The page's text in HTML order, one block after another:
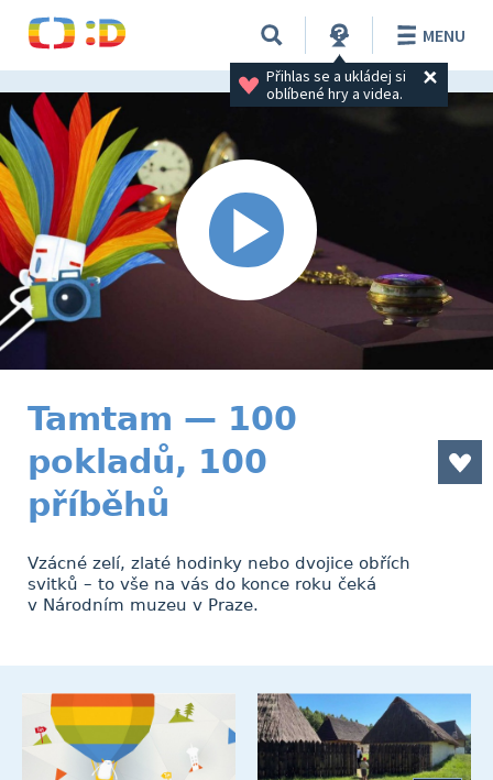
Přihlas se a ukládej si
oblíbené hry a videa.
MENU
Tamtam — 100
pokladů, 100
příběhů
Vzácné zelí, zlaté hodinky nebo dvojice obřích
svitků – to vše na vás do konce roku čeká
v Národním muzeu v Praze.